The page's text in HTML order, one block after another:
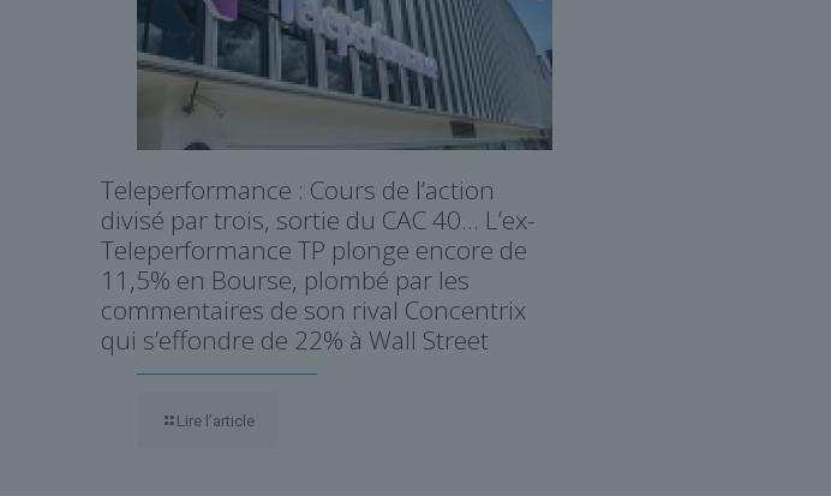
Teleperformance : Cours de l’action
divisé par trois, sortie du CAC 40… L’ex-
Teleperformance TP plonge encore de
11,5% en Bourse, plombé par les
commentaires de son rival Concentrix
qui s’effondre de 22% à Wall Street
Lire l’article